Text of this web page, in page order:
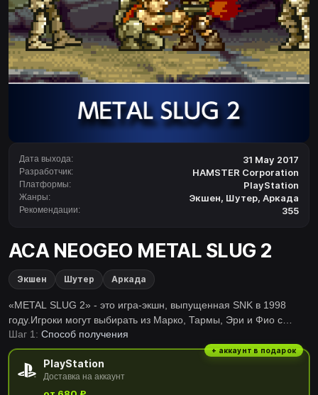
Дата выхода: 31 May 2017
Разработчик: HAMSTER Corporation
Платформы: PlayStation
Жанры: Экшен, Шутер, Аркада
Рекомендации: 355
ACA NEOGEO METAL SLUG 2
Экшен Шутер Аркада
«METAL SLUG 2» - это игра-экшн, выпущенная SNK в 1998
году.Игроки могут выбирать из Марко, Тармы, Эри и Фио с
целью разгрома повстанческой армии Мордена, которая снова
замышляет переворот. В дополнение к тяжелым пулеметам и
дробовикам из предыдущих игр, новое оружие, такое как
лазерные пушки, было добавлено для еще большего
Шаг 1: Способ получения
PlayStation
Доставка на аккаунт
+ аккаунт в подарок